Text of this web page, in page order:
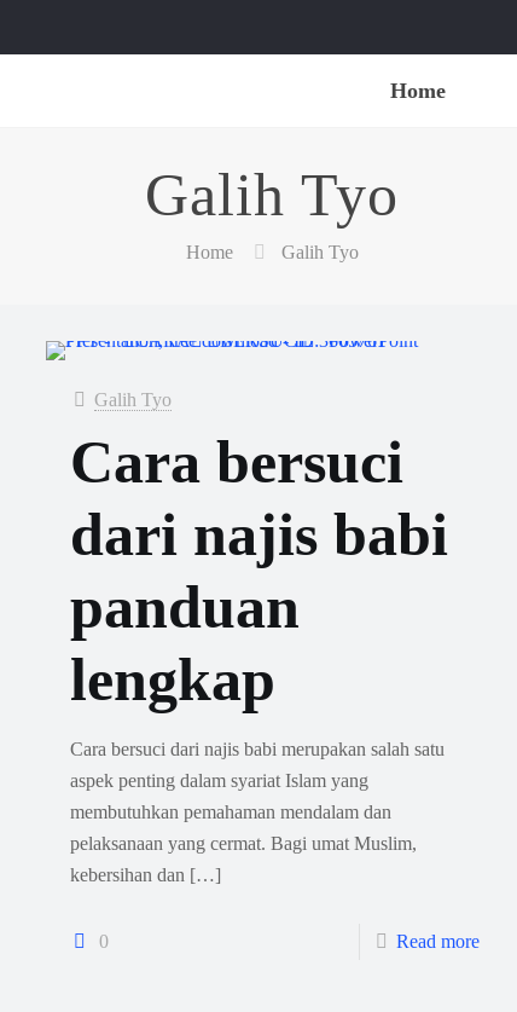
Home
Galih Tyo
Home Galih Tyo
Galih Tyo
Cara bersuci
dari najis babi
panduan
lengkap
Cara bersuci dari najis babi merupakan salah satu
aspek penting dalam syariat Islam yang
membutuhkan pemahaman mendalam dan
pelaksanaan yang cermat. Bagi umat Muslim,
kebersihan dan […]
0 Read more